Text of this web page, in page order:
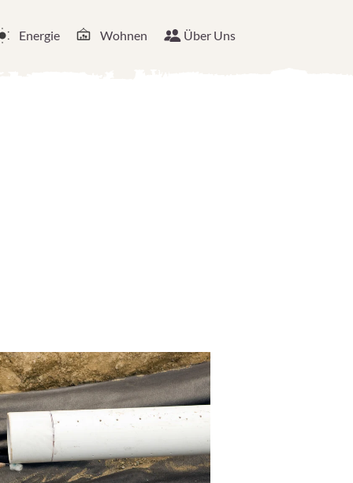
Energie Wohnen Über Uns